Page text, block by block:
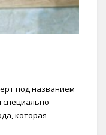
под названием
специально
которая